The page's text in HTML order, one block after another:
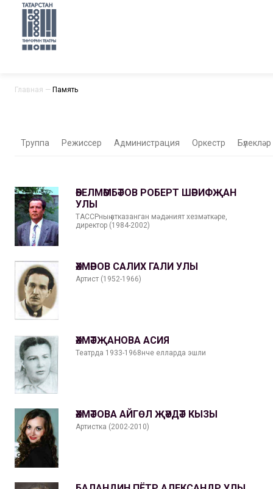
Главная — Память
Труппа Режиссер Администрация Оркестр Бүлекләр
ӘБЕЛМӘМБӘТОВ РОБЕРТ ШӘРИФҖАН
УЛЫ
ТАССРның атказанган мәдәният хезмәткәре,
директор (1984-2002)
ӘХМӘРОВ САЛИХ ГАЛИ УЛЫ
Артист (1952-1966)
ӘХМӘТҖАНОВА АСИЯ
Театрда 1933-1968нче елларда эшли
ӘХМӘТОВА АЙГӨЛ ҖӘҮДӘТ КЫЗЫ
Артистка (2002-2010)